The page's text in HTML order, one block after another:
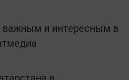
и интересным в